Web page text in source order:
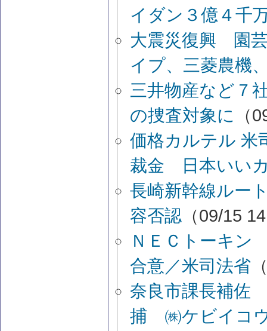
イダン３億４千
大震災復興 園
イプ、三菱農機
三井物産など７
の捜査対象に
（
価格カルテル 米
裁金 日本いい
長崎新幹線ルー
容否認 （09/15
ＮＥＣトーキン
合意／米司法省
奈良市課長補佐
捕 ㈱ケビイコ